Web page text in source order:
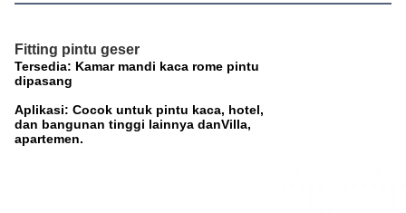
Fitting pintu geser
Tersedia: Kamar mandi kaca rome pintu
dipasang
Aplikasi: Cocok untuk pintu kaca, hotel,
dan bangunan tinggi lainnya danVilla,
apartemen.